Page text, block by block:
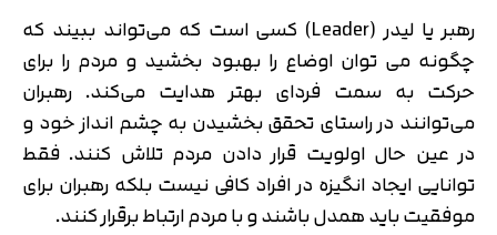
رهبر یا لیدر (Leader) کسی است که می‌تواند ببیند که
چگونه می توان اوضاع را بهبود بخشید و مردم را برای
حرکت به سمت فردای بهتر هدایت می‌کند. رهبران
می‌توانند در راستای تحقق بخشیدن به چشم انداز خود و
در عین حال اولویت قرار دادن مردم تلاش کنند. فقط
توانایی ایجاد انگیزه در افراد کافی نیست بلکه رهبران برای
موفقیت باید همدل باشند و با مردم ارتباط برقرار کنند.